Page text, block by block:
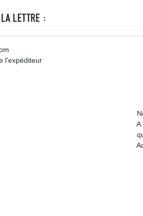
LETTRE :
l'expéditeur
dénomination de
de (Nom
soccupe de